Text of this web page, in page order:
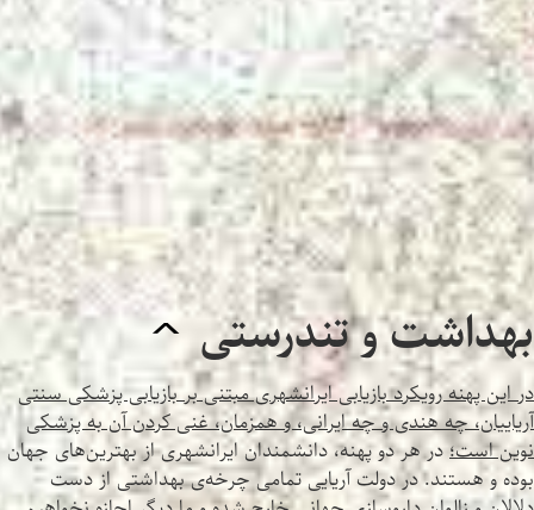
بهداشت و تندرستی ^
در این پهنه رویکرد بازیابی ایرانشهری مبتنی بر بازیابی پزشکی سنتی
آریاییان، چه هندی و چه ایرانی، و همزمان، غنی کردن آن به پزشکی
نوین است؛در هر دو پهنه، دانشمندان ایرانشهری از بهترین‌های جهان
بوده و هستند. در دولت آریایی تمامی چرخه‌ی بهداشتی از دست